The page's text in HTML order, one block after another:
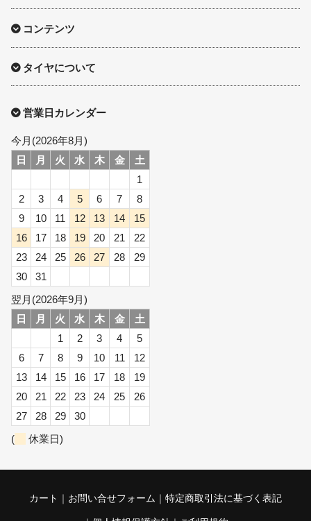
コンテンツ
タイヤについて
営業日カレンダー
今月(2026年8月)
日
月 火 水 木 金
土
1
2
3 4 5 6 7
8
9
10 11 12 13 14
15
16
17 18 19 20 21
22
23
24 25 26 27 28
29
30
31
翌月(2026年9月)
日
月 火 水 木 金
土
1
2 3 4
5
6
7 8 9 10 11
12
13
14 15 16 17 18
19
20
21 22 23 24 25
26
27
28 29
30
(
休業日)
カート お問い合せフォーム 特定商取引法に基づく表記